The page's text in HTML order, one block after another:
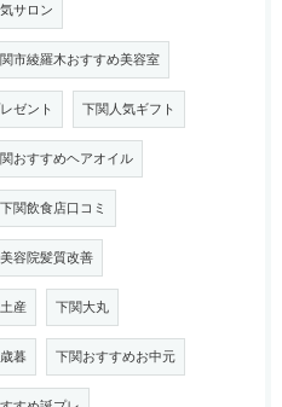
サロン
市綾羅木おすすめ美容室
ゼント 下関人気ギフト
おすすめヘアオイル
下関飲食店口コミ
容院髪質改善
産 下関大丸
暮 下関おすすめお中元